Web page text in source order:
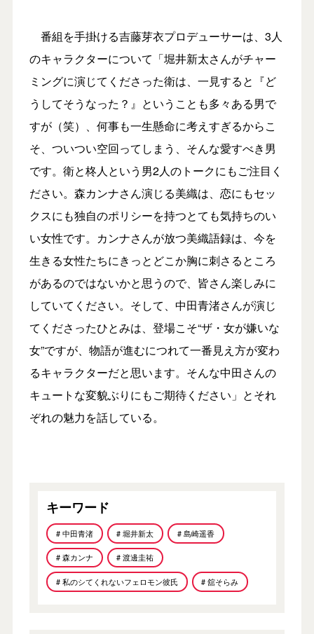
番組を手掛ける吉藤芽衣プロデューサーは、3人
のキャラクターについて「堀井新太さんがチャー
ミングに演じてくださった衛は、一見すると『ど
うしてそうなった？』ということも多々ある男で
すが（笑）、何事も一生懸命に考えすぎるからこ
そ、ついつい空回ってしまう、そんな愛すべき男
です。衛と柊人という男2人のトークにもご注目く
ださい。森カンナさん演じる美織は、恋にもセッ
クスにも独自のポリシーを持つとても気持ちのい
い女性です。カンナさんが放つ美織語録は、今を
生きる女性たちにきっとどこか胸に刺さるところ
があるのではないかと思うので、皆さん楽しみに
していてください。そして、中田青渚さんが演じ
てくださったひとみは、登場こそ“ザ・女が嫌いな
女”ですが、物語が進むにつれて一番見え方が変わ
るキャラクターだと思います。そんな中田さんの
キュートな変貌ぶりにもご期待ください」とそれ
ぞれの魅力を話している。
キーワード
# 中田青渚 # 堀井新太 # 島崎遥香
# 森カンナ # 渡邊圭祐
# 私のシてくれないフェロモン彼氏 # 舘そらみ